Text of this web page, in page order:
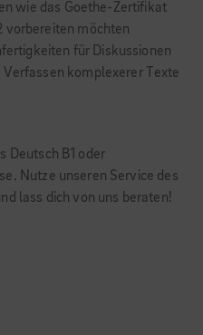
wie das Goethe-Zertifikat
vorbereiten möchten
für Diskussionen
komplexerer Texte
Deutsch B1 oder
Nutze unseren Service des
lass dich von uns beraten!